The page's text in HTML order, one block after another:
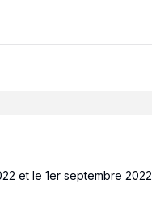
et le 1er septembre 2022